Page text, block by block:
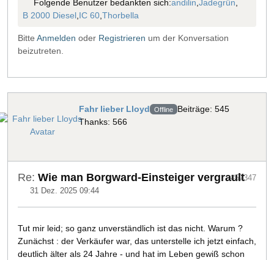
Folgende Benutzer bedankten sich:andilin Jadegrün
B 2000 Diesel IC 60 Thorbella
Bitte Anmelden oder Registrieren um der Konversation
beizutreten.
Fahr lieber Lloyd Offline Beiträge: 545
Thanks: 566
Re: Wie man Borgward-Einsteiger vergrault
31 Dez. 2025 09:44
#57347
Tut mir leid; so ganz unverständlich ist das nicht. Warum ?
Zunächst : der Verkäufer war, das unterstelle ich jetzt einfach,
deutlich älter als 24 Jahre - und hat im Leben gewiß schon